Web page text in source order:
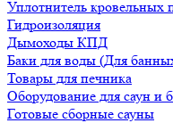
Уплотнитель кровельных
Гидроизоляция
Дымоходы КПД
Баки для воды (Для
Товары для печника
Оборудование для саун и
Готовые сборные сауны